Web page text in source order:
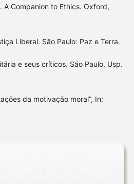
A Companion to Ethics. Oxford,
Liberal. São Paulo: Paz e Terra.
e seus críticos. São Paulo, Usp.
da motivação moral”, In: